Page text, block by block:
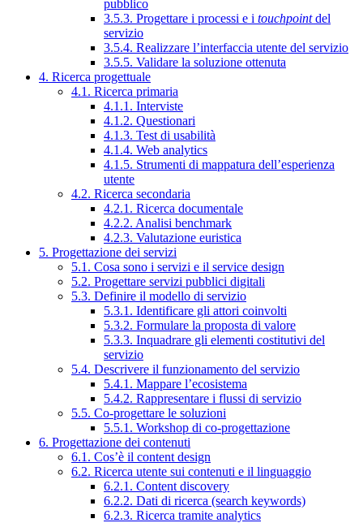
pubblico
3.5.3. Progettare i processi e i touchpointdel
servizio
3.5.4. Realizzare l’interfaccia utente del servizio
3.5.5. Validare la soluzione ottenuta
4. Ricerca progettuale
4.1. Ricerca primaria
4.1.1. Interviste
4.1.2. Questionari
4.1.3. Test di usabilità
4.1.4. Web analytics
4.1.5. Strumenti di mappatura dell’esperienza
utente
4.2. Ricerca secondaria
4.2.1. Ricerca documentale
4.2.2. Analisi benchmark
4.2.3. Valutazione euristica
5. Progettazione dei servizi
5.1. Cosa sono i servizi e il service design
5.2. Progettare servizi pubblici digitali
5.3. Definire il modello di servizio
5.3.1. Identificare gli attori coinvolti
5.3.2. Formulare la proposta di valore
5.3.3. Inquadrare gli elementi costitutivi del
servizio
5.4. Descrivere il funzionamento del servizio
5.4.1. Mappare l’ecosistema
5.4.2. Rappresentare i flussi di servizio
5.5. Co-progettare le soluzioni
5.5.1. Workshop di co-progettazione
6. Progettazione dei contenuti
6.1. Cos’è il content design
6.2. Ricerca utente sui contenuti e il linguaggio
6.2.1. Content discovery
6.2.2. Dati di ricerca (search keywords)
6.2.3. Ricerca tramite analytics